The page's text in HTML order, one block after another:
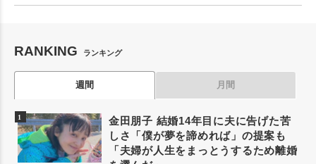
RANKING ランキング
週間 月間
金田朋子 結婚14年目に夫に告げた苦
しさ「僕が夢を諦めれば」の提案も
「夫婦が人生をまっとうするため離婚